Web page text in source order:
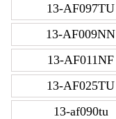
13-AF097TU
13-AF009NN
13-AF011NF
13-AF025TU
13-af090tu